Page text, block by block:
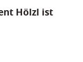
Hölzl ist